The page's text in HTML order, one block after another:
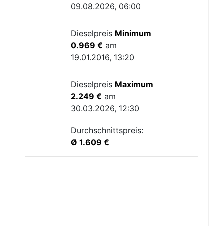
09.08.2026, 06:00
Dieselpreis Minimum
0.969 € am
19.01.2016, 13:20
Dieselpreis Maximum
2.249 € am
30.03.2026, 12:30
Durchschnittspreis:
Ø 1.609 €